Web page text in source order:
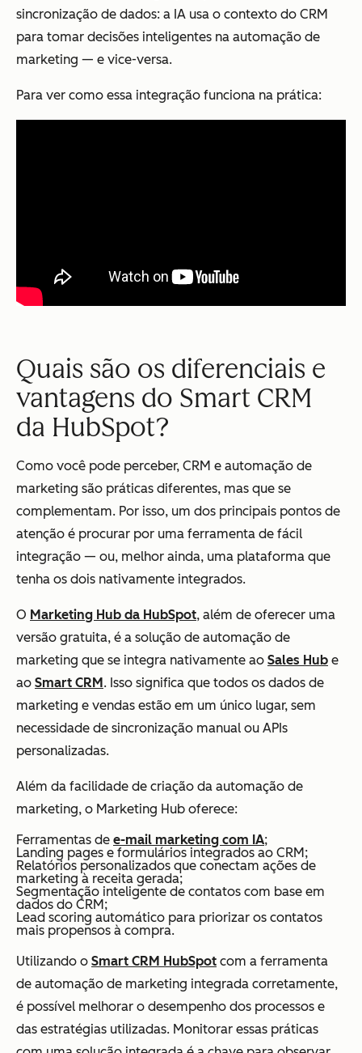
sincronização de dados: a IA usa o contexto do CRM
para tomar decisões inteligentes na automação de
marketing — e vice-versa.
Para ver como essa integração funciona na prática:
Quais são os diferenciais e
vantagens do Smart CRM
da HubSpot?
Como você pode perceber, CRM e automação de
marketing são práticas diferentes, mas que se
complementam. Por isso, um dos principais pontos de
atenção é procurar por uma ferramenta de fácil
integração — ou, melhor ainda, uma plataforma que
tenha os dois nativamente integrados.
O Marketing Hub da HubSpot, além de oferecer uma
versão gratuita, é a solução de automação de
marketing que se integra nativamente ao Sales Hub e
ao Smart CRM. Isso significa que todos os dados de
marketing e vendas estão em um único lugar, sem
necessidade de sincronização manual ou APIs
personalizadas.
Além da facilidade de criação da automação de
marketing, o Marketing Hub oferece:
Ferramentas de e-mail marketing com IA;
Landing pages e formulários integrados ao CRM;
Relatórios personalizados que conectam ações de
marketing à receita gerada;
Segmentação inteligente de contatos com base em
dados do CRM;
Lead scoring automático para priorizar os contatos
mais propensos à compra.
Utilizando o Smart CRM HubSpot com a ferramenta
de automação de marketing integrada corretamente,
é possível melhorar o desempenho dos processos e
das estratégias utilizadas. Monitorar essas práticas